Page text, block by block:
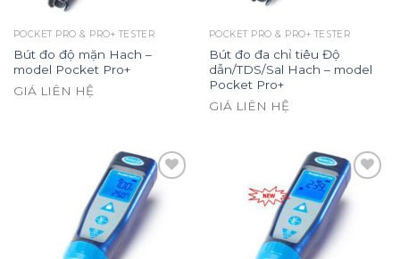
POCKET PRO & PRO+ TESTER
Bút đo độ mặn Hach –
model Pocket Pro+
GIÁ LIÊN HỆ
POCKET PRO & PRO+ TESTER
Bút đo đa chỉ tiêu Độ
dẫn/TDS/Sal Hach – model
Pocket Pro+
GIÁ LIÊN HỆ
Add to